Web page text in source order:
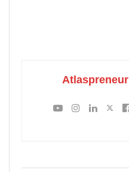
Atlaspreneur